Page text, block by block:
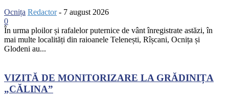
Ocnița Redactor - 7 august 2026
0
În urma ploilor și rafalelor puternice de vânt înregistrate astăzi, în
mai multe localități din raioanele Telenești, Rîșcani, Ocnița și
Glodeni au...
VIZITĂ DE MONITORIZARE LA GRĂDINIȚA
„CĂLINA”